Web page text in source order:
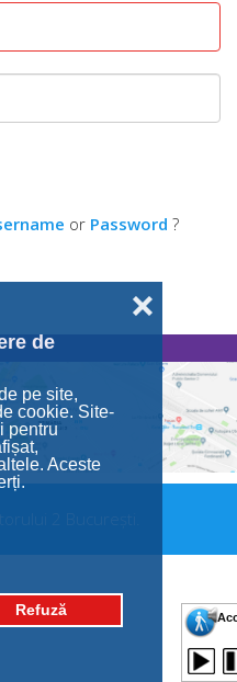
de
pe site,
cookie. Site-
pentru
Aceste
Refuză
❌
or Password ?
2 București.